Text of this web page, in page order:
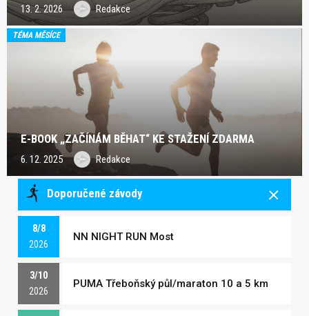
13. 2. 2026 Redakce
TÉMA MĚSÍCE
E-BOOK „ZAČÍNÁM BĚHAT“ KE STAŽENÍ ZDARMA
6. 12. 2025 Redakce
Doporučené závody
8/8
2026
NN NIGHT RUN Most
3/10
2026
PUMA Třeboňský půl/maraton 10 a 5 km